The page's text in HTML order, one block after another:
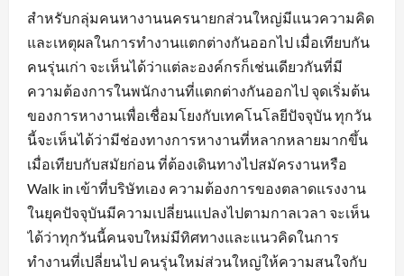
สำหรับกลุ่มคนหางานนครนายกส่วนใหญ่มีแนวความคิด
และเหตุผลในการทำงานแตกต่างกันออกไป เมื่อเทียบกัน
คนรุ่นเก่า จะเห็นได้ว่าแต่ละองค์กรก็เช่นเดียวกันที่มี
ความต้องการในพนักงานที่แตกต่างกันออกไป จุดเริ่มต้น
ของการหางานเพื่อเชื่อมโยงกับเทคโนโลยีปัจจุบัน ทุกวัน
นี้จะเห็นได้ว่ามีช่องทางการหางานที่หลากหลายมากขึ้น
เมื่อเทียบกับสมัยก่อน ที่ต้องเดินทางไปสมัครงานหรือ
Walk in เข้าที่บริษัทเอง ความต้องการของตลาดแรงงาน
ในยุคปัจจุบันมีความเปลี่ยนแปลงไปตามกาลเวลา จะเห็น
ได้ว่าทุกวันนี้คนจบใหม่มีทิศทางและแนวคิดในการ
ทำงานที่เปลี่ยนไป คนรุ่นใหม่ส่วนใหญ่ให้ความสนใจกับ